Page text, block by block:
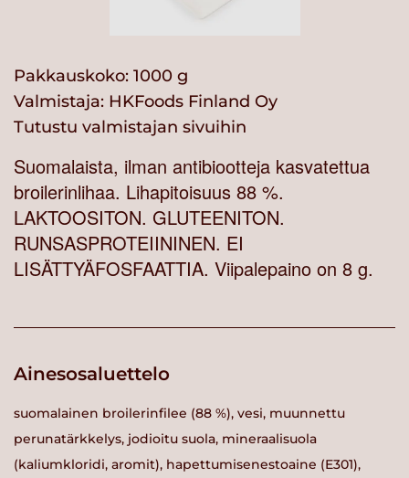
Pakkauskoko: 1000 g
Valmistaja: HKFoods Finland Oy
Tutustu valmistajan sivuihin
Suomalaista, ilman antibiootteja kasvatettua
broilerinlihaa. Lihapitoisuus 88 %.
LAKTOOSITON. GLUTEENITON.
RUNSASPROTEIININEN. EI
LISÄTTYÄFOSFAATTIA. Viipalepaino on 8 g.
Ainesosaluettelo
suomalainen broilerinfilee (88 %), vesi, muunnettu
perunatärkkelys, jodioitu suola, mineraalisuola
(kaliumkloridi, aromit), hapettumisenestoaine (E301),